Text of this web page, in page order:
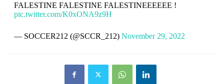
FALESTINE FALESTINE FALESTINEEEEEE !
pic.twitter.com/K0xONA9z9H
— SOCCER212 (@SCCR_212) November 29, 2022